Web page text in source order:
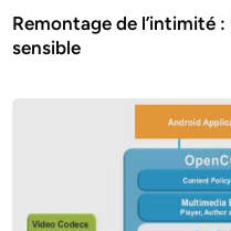
Remontage de l’intimité
sensible